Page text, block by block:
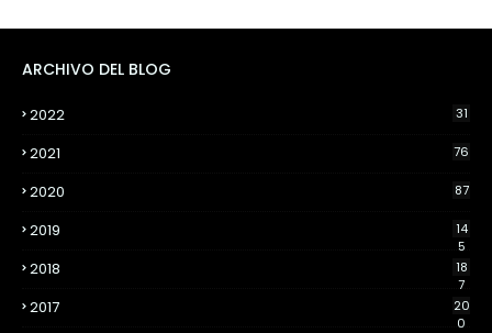
ARCHIVO DEL BLOG
2022 31
2021 76
2020 87
2019
14
5
2018
18
7
2017
20
0